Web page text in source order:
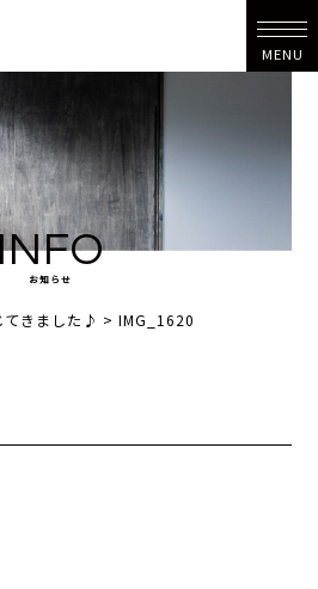
MENU
お知らせ
てきました♪ >IMG_1620